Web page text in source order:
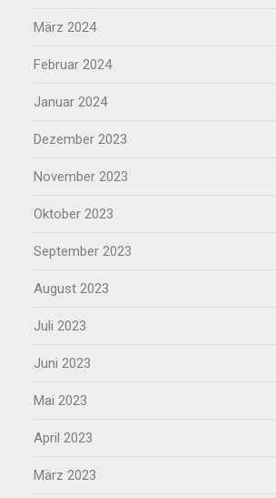
März 2024
Februar 2024
Januar 2024
Dezember 2023
November 2023
Oktober 2023
September 2023
August 2023
Juli 2023
Juni 2023
Mai 2023
April 2023
März 2023